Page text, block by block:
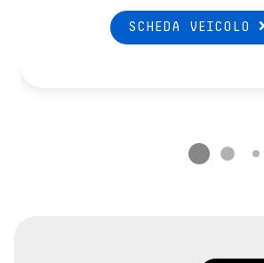
SCHEDA VEICOLO